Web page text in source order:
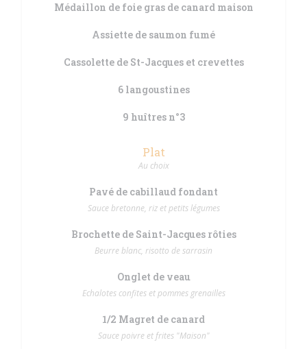
Médaillon de foie gras de canard maison
Assiette de saumon fumé
Cassolette de St-Jacques et crevettes
6 langoustines
9 huîtres n°3
Plat
Au choix
Pavé de cabillaud fondant
Sauce bretonne, riz et petits légumes
Brochette de Saint-Jacques rôties
Beurre blanc, risotto de sarrasin
Onglet de veau
Echalotes confites et pommes grenailles
1/2 Magret de canard
Sauce poivre et frites "Maison"